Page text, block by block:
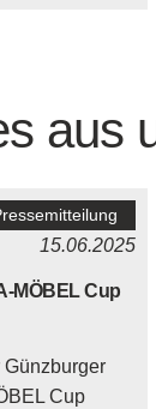
aus
15.06.2025
MÖBEL Cup
Cup